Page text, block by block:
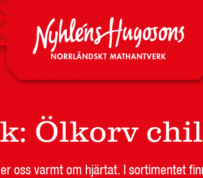
: Ölkorv
oss varmt om hjärtat. I sortimentet